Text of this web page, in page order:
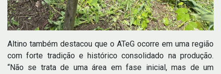
Altino também destacou que o ATeG ocorre em uma região
com forte tradição e histórico consolidado na produção.
“Não se trata de uma área em fase inicial, mas de um